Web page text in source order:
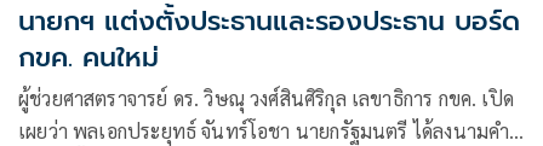
นายกฯ แต่งตั้งประธานและรองประธาน บอร์ด
กขค. คนใหม่
ผู้ช่วยศาสตราจารย์ ดร. วิษณุ วงศ์สินศิริกุล เลขาธิการ กขค. เปิด
เผยว่า พลเอกประยุทธ์ จันทร์โอชา นายกรัฐมนตรี ได้ลงนามคำ